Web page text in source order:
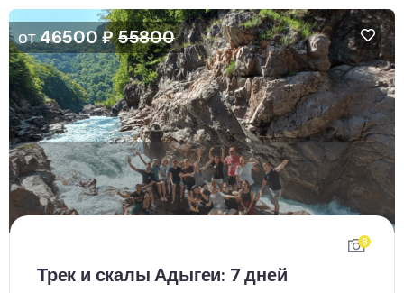
от46500₽55800
8
Трек и скалы Адыгеи: 7 дней